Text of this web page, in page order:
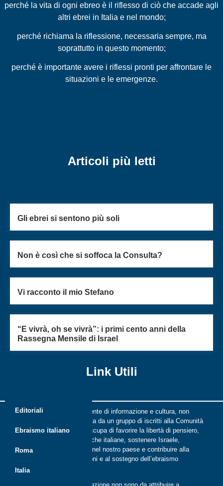
perché la vita di ogni ebreo è il riflesso di ciò che accade agli
altri ebrei in Italia e nel mondo;
perché richiama la riflessione, necessaria sempre, ma
soprattutto in questo momento;
perché è importante avere i riflessi pronti per affrontare le
situazioni e le emergenze.
Articoli più letti
Gli ebrei si sentono più soli
Non è così che si soffoca la Consulta?
Vi racconto il mio Stefano
“E vivrà, oh se vivrà”: i primi cento anni della
Rassegna Mensile di Israel
Link Utili
Editoriali
Ebraismo italiano
Roma
Italia
Riflessi è una rivista indipendente di informazione e cultura, non
periodica, digitale e on line nata da un gruppo di iscritti alla Comunità
ebraica di Roma. Riflessi si occupa di favorire la libertà di pensiero,
il dialogo tra le comunità ebraiche italiane, sostenere Israele,
promuovere la cultura ebraica nel nostro paese e contribuire alla
crescita delle nuove generazioni e al sostegno dell’ebraismo
italiano.